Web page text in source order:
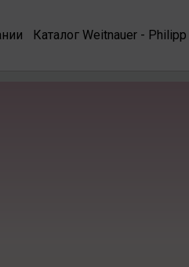
Каталог Weitnauer - Philipp